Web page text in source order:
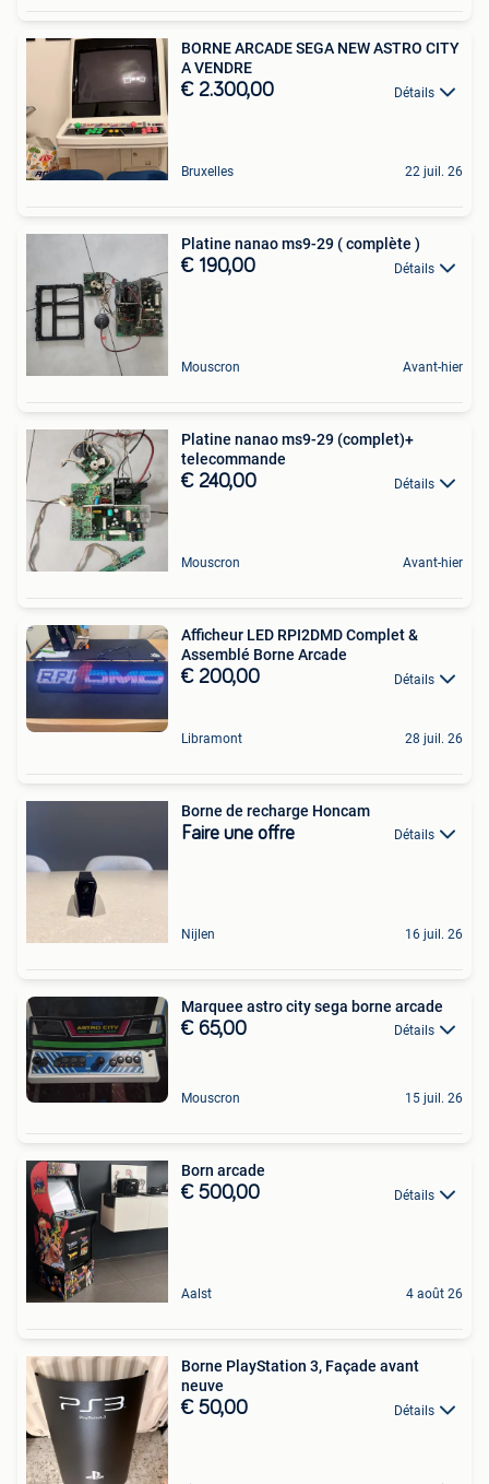
BORNE ARCADE SEGA NEW ASTRO CITY
A VENDRE
€ 2.300,00 Détails
Bruxelles 22 juil. 26
Platine nanao ms9-29 ( complète )
€ 190,00 Détails
Mouscron Avant-hier
Platine nanao ms9-29 (complet)+
telecommande
€ 240,00 Détails
Mouscron Avant-hier
Afficheur LED RPI2DMD Complet &
Assemblé Borne Arcade
€ 200,00 Détails
Libramont 28 juil. 26
Borne de recharge Honcam
Faire une offre Détails
Nijlen 16 juil. 26
Marquee astro city sega borne arcade
€ 65,00 Détails
Mouscron 15 juil. 26
Born arcade
€ 500,00 Détails
Aalst 4 août 26
Borne PlayStation 3, Façade avant
neuve
€ 50,00 Détails